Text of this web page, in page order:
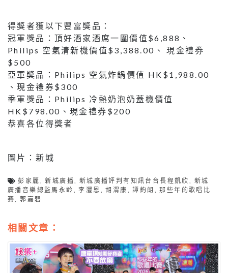
得獎者獲以下豐富獎品：
冠軍獎品：頂好酒家酒席一圍價值$6,888、
Philips 空氣清新機價值$3,388.00、 現金禮券
$500
亞軍獎品：Philips 空氣炸鍋價值 HK$1,988.00
、現金禮券$300
季軍獎品：Philips 冷熱奶泡奶蓋機價值
HK$798.00、現金禮券$200
恭喜各位得獎者
圖片：新城
彭家麗 ,新城廣播 新城廣播評判有知訊台台長程凱欣
新城
廣播音樂總監馬永齡
,李灃恩 ,胡渭康 ,譚鈞朗 ,那些年的歌唱比
賽
,郭嘉碧
相關文章：